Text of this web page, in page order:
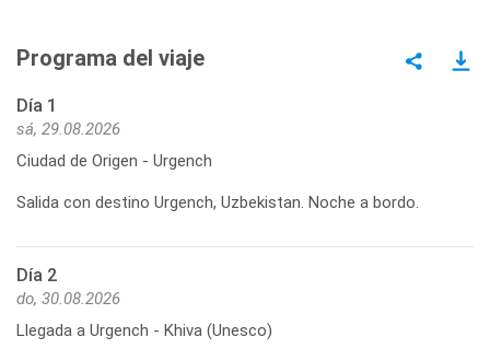
Programa del viaje
Día 1
sá, 29.08.2026
Ciudad de Origen - Urgench
Salida con destino Urgench, Uzbekistan. Noche a bordo.
Día 2
do, 30.08.2026
Llegada a Urgench - Khiva (Unesco)